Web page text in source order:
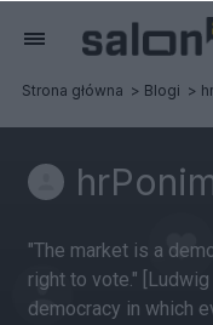
Strona główna Blogi
"The market is a
right to vote."
democracy in which